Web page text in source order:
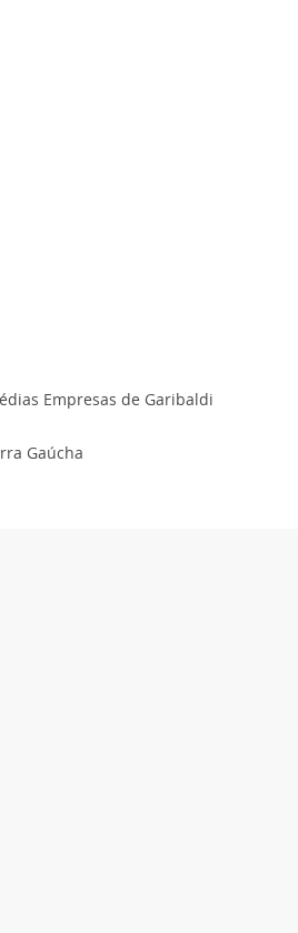
Empresas de Garibaldi
Gaúcha